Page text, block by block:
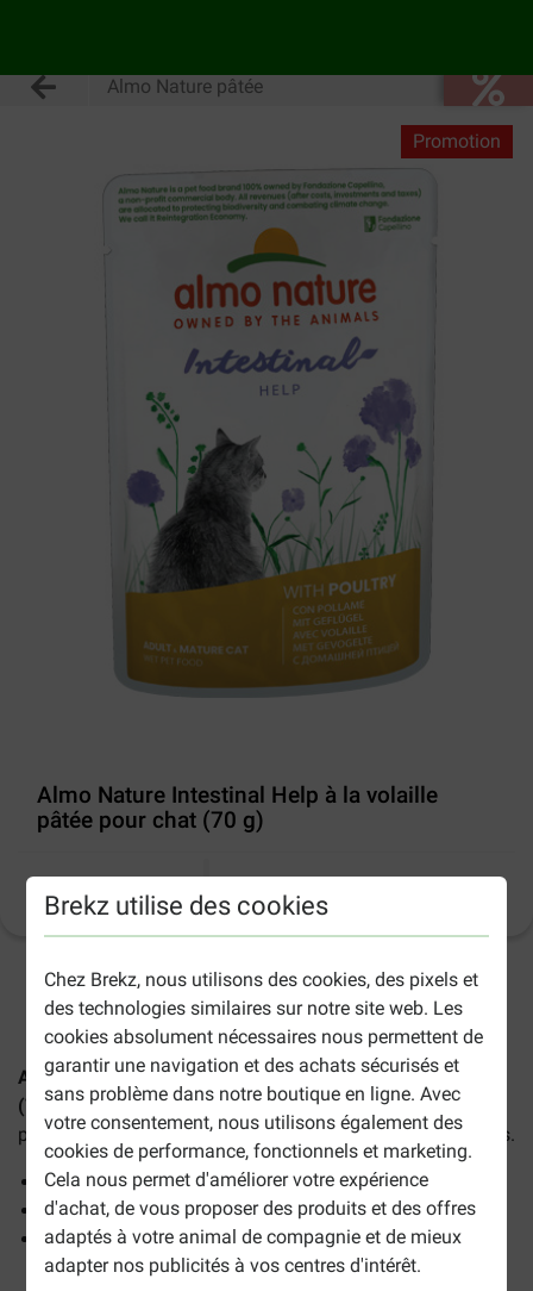
Brekz utilise des cookies
Chez Brekz, nous utilisons des cookies, des pixels et
des technologies similaires sur notre site web. Les
cookies absolument nécessaires nous permettent de
garantir une navigation et des achats sécurisés et
sans problème dans notre boutique en ligne. Avec
votre consentement, nous utilisons également des
cookies de performance, fonctionnels et marketing.
Cela nous permet d'améliorer votre expérience
d'achat, de vous proposer des produits et des offres
adaptés à votre animal de compagnie et de mieux
adapter nos publicités à vos centres d'intérêt.
Almo Nature pâtée
Promotion
Almo Nature Intestinal Help à la volaille
pâtée pour chat (70 g)
(4 Informations sur le produit
2-5 jours ouvrables estimés, sauf indication contraire.
Almo Nature Intestinal Help à la volaille pâtée pour chat
(70 grammes)est une pâtée complète et naturelle, idéale
pour les chats adultes souffrant de sensibilités intestinales.
Une alimentation 100 % naturelle et savoureuse
Pour les chats souffrant d'une digestion sensible
Soutient la flore intestinale